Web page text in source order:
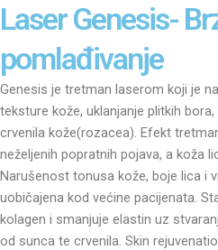
Laser Genesis-
pomlađivanje
Genesis je tretman laserom koji je
teksture kože, uklanjanje plitkih
crvenila kože(rozacea). Efekt
neželjenih popratnih pojava, a koža
Narušenost tonusa kože, boje lica i
uobičajena kod većine pacijenata.
kolagen i smanjuje elastin uz
od sunca te crvenila. Skin